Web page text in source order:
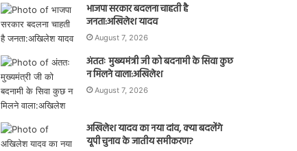
भाजपा सरकार बदलना चाहती है
जनता:अखिलेश यादव
August 7, 2026
अंततः मुख्यमंत्री जी को बदनामी के सिवा कुछ
न मिलने वाला:अखिलेश
August 7, 2026
अखिलेश यादव का नया दांव, क्या बदलेंगे
यूपी चुनाव के जातीय समीकरण?